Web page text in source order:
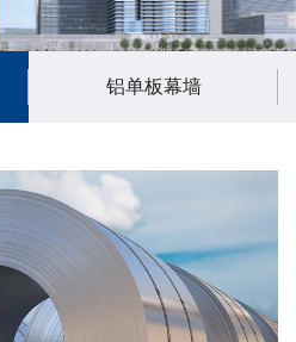
铝单板幕墙